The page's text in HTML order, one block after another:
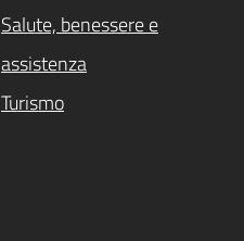
Salute, benessere e
assistenza
Turismo